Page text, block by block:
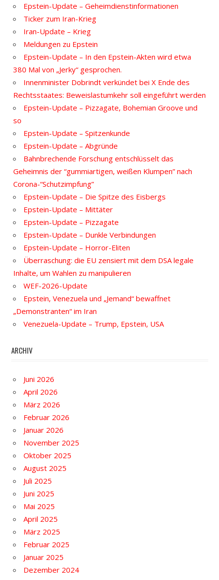
Epstein-Update – Geheimdienstinformationen
Ticker zum Iran-Krieg
Iran-Update – Krieg
Meldungen zu Epstein
Epstein-Update – In den Epstein-Akten wird etwa
380 Mal von „Jerky“ gesprochen.
Innenminister Dobrindt verkündet bei X Ende des
Rechtsstaates: Beweislastumkehr soll eingeführt werden
Epstein-Update – Pizzagate, Bohemian Groove und
so
Epstein-Update – Spitzenkunde
Epstein-Update – Abgründe
Bahnbrechende Forschung entschlüsselt das
Geheimnis der “gummiartigen, weißen Klumpen” nach
Corona-“Schutzimpfung”
Epstein-Update – Die Spitze des Eisbergs
Epstein-Update – Mittäter
Epstein-Update – Pizzagate
Epstein-Update – Dunkle Verbindungen
Epstein-Update – Horror-Eliten
Überraschung: die EU zensiert mit dem DSA legale
Inhalte, um Wahlen zu manipulieren
WEF-2026-Update
Epstein, Venezuela und „Jemand“ bewaffnet
„Demonstranten“ im Iran
Venezuela-Update – Trump, Epstein, USA
ARCHIV
Juni 2026
April 2026
März 2026
Februar 2026
Januar 2026
November 2025
Oktober 2025
August 2025
Juli 2025
Juni 2025
Mai 2025
April 2025
März 2025
Februar 2025
Januar 2025
Dezember 2024